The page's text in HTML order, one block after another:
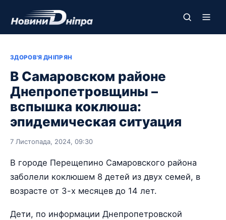
ЗДОРОВ'Я ДНІПРЯН
В Самаровском районе
Днепропетровщины –
вспышка коклюша:
эпидемическая ситуация
7 Листопада, 2024, 09:30
В городе Перещепино Самаровского района
заболели коклюшем 8 детей из двух семей, в
возрасте от 3-х месяцев до 14 лет.
Дети, по информации Днепропетровской